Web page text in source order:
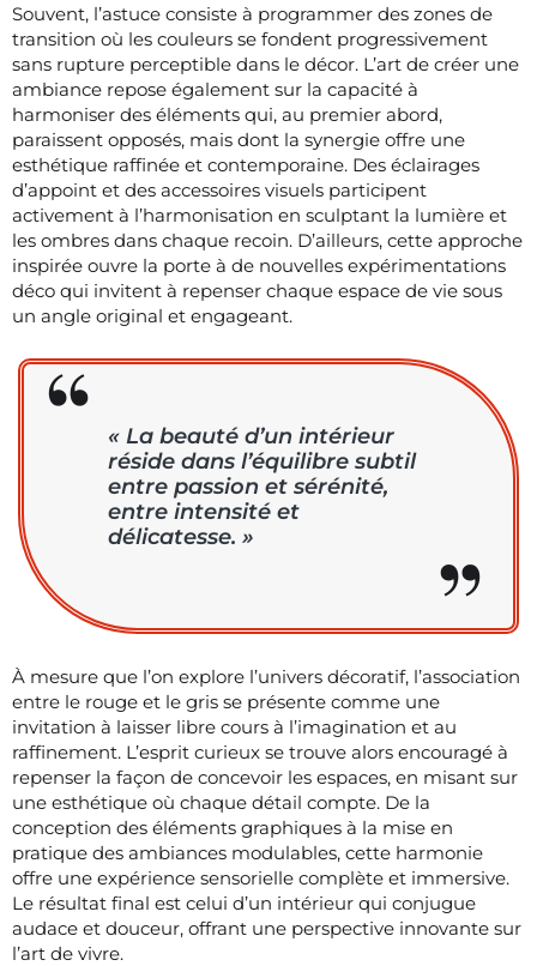
Souvent, l’astuce consiste à programmer des zones de
transition où les couleurs se fondent progressivement
sans rupture perceptible dans le décor. L’art de créer une
ambiance repose également sur la capacité à
harmoniser des éléments qui, au premier abord,
paraissent opposés, mais dont la synergie offre une
esthétique raffinée et contemporaine. Des éclairages
d’appoint et des accessoires visuels participent
activement à l’harmonisation en sculptant la lumière et
les ombres dans chaque recoin. D’ailleurs, cette approche
inspirée ouvre la porte à de nouvelles expérimentations
déco qui invitent à repenser chaque espace de vie sous
un angle original et engageant.
« La beauté d’un intérieur
réside dans l’équilibre subtil
entre passion et sérénité,
entre intensité et
délicatesse. »
À mesure que l’on explore l’univers décoratif, l’association
entre le rouge et le gris se présente comme une
invitation à laisser libre cours à l’imagination et au
raffinement. L’esprit curieux se trouve alors encouragé à
repenser la façon de concevoir les espaces, en misant sur
une esthétique où chaque détail compte. De la
conception des éléments graphiques à la mise en
pratique des ambiances modulables, cette harmonie
offre une expérience sensorielle complète et immersive.
Le résultat final est celui d’un intérieur qui conjugue
audace et douceur, offrant une perspective innovante sur
l’art de vivre.